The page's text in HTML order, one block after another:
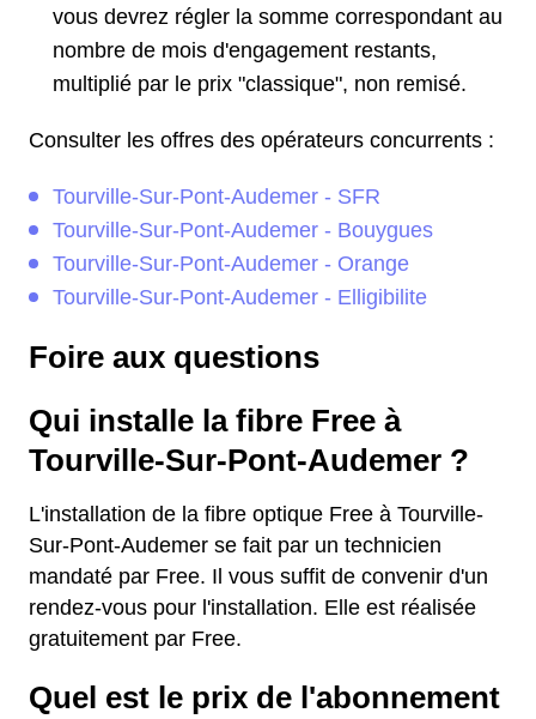
vous devrez régler la somme correspondant au
nombre de mois d'engagement restants,
multiplié par le prix "classique", non remisé.
Consulter les offres des opérateurs concurrents :
Tourville-Sur-Pont-Audemer - SFR
Tourville-Sur-Pont-Audemer - Bouygues
Tourville-Sur-Pont-Audemer - Orange
Tourville-Sur-Pont-Audemer - Elligibilite
Foire aux questions
Qui installe la fibre Free à
Tourville-Sur-Pont-Audemer ?
L'installation de la fibre optique Free à Tourville-
Sur-Pont-Audemer se fait par un technicien
mandaté par Free. Il vous suffit de convenir d'un
rendez-vous pour l'installation. Elle est réalisée
gratuitement par Free.
Quel est le prix de l'abonnement